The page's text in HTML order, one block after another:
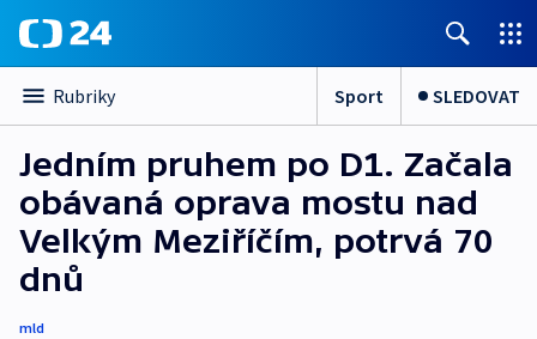
Rubriky Sport SLEDOVAT
Jedním pruhem po D1. Začala
obávaná oprava mostu nad
Velkým Meziříčím, potrvá 70
dnů
mld